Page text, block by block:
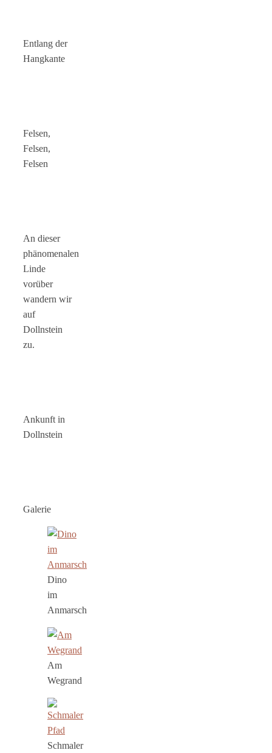
Entlang der
Hangkante
Felsen,
Felsen,
Felsen
An dieser
phänomenalen
Linde
vorüber
wandern wir
auf
Dollnstein
zu.
Ankunft in
Dollnstein
Galerie
Dino
im
Anmarsch
Am
Wegrand
Schmaler